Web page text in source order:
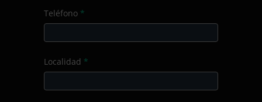
Teléfono *
Localidad *